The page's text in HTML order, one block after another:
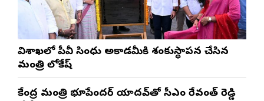
విశాఖలో పీవీ సింధు అకాడమీకి శంకుస్థాపన చేసిన
మంత్రి లోకేష్
కేంద్ర మంత్రి భూపేందర్ యాదవ్‌తో సీఎం రేవంత్ రెడ్డి